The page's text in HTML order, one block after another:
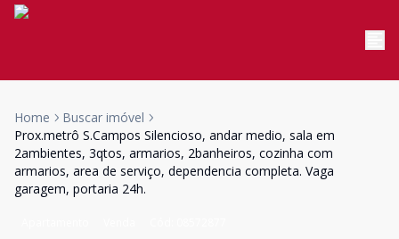
Home
Buscar imóvel
Prox.metrô S.Campos Silencioso, andar medio, sala em
2ambientes, 3qtos, armarios, 2banheiros, cozinha com
armarios, area de serviço, dependencia completa. Vaga
garagem, portaria 24h.